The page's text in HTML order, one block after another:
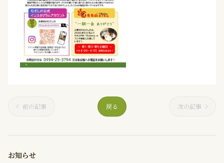
前の記事 戻る 次の記事
お知らせ